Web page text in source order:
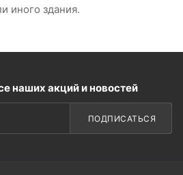
иного здания.
наших акций и новостей
ПОДПИСАТЬСЯ